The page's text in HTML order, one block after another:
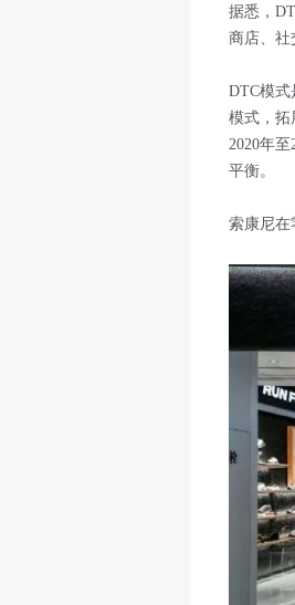
据悉，
商店、社
DTC模式
模式，拓
2020年
平衡。
索康尼在